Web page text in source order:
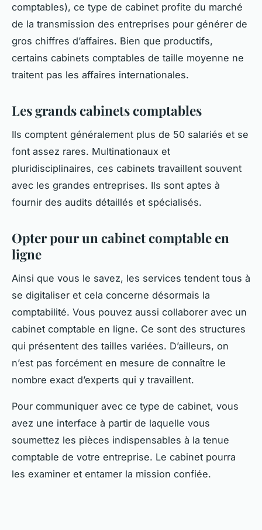
comptables), ce type de cabinet profite du marché
de la transmission des entreprises pour générer de
gros chiffres d’affaires. Bien que productifs,
certains cabinets comptables de taille moyenne ne
traitent pas les affaires internationales.
Les grands cabinets comptables
Ils comptent généralement plus de 50 salariés et se
font assez rares. Multinationaux et
pluridisciplinaires, ces cabinets travaillent souvent
avec les grandes entreprises. Ils sont aptes à
fournir des audits détaillés et spécialisés.
Opter pour un cabinet comptable en
ligne
Ainsi que vous le savez, les services tendent tous à
se digitaliser et cela concerne désormais la
comptabilité. Vous pouvez aussi collaborer avec un
cabinet comptable en ligne. Ce sont des structures
qui présentent des tailles variées. D’ailleurs, on
n’est pas forcément en mesure de connaître le
nombre exact d’experts qui y travaillent.
Pour communiquer avec ce type de cabinet, vous
avez une interface à partir de laquelle vous
soumettez les pièces indispensables à la tenue
comptable de votre entreprise. Le cabinet pourra
les examiner et entamer la mission confiée.